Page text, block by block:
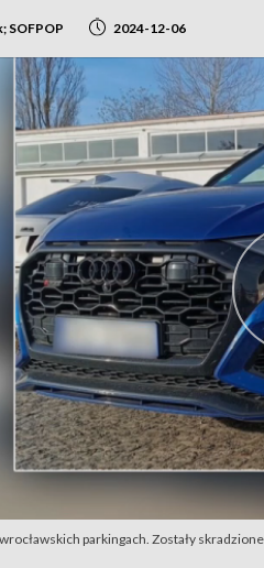
SOFPOP 2024-12-06
parkingach. Zostały